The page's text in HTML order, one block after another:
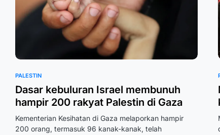
PALESTIN
Dasar kebuluran Israel membunuh
hampir 200 rakyat Palestin di Gaza
Kementerian Kesihatan di Gaza melaporkan hampir
200 orang, termasuk 96 kanak-kanak, telah